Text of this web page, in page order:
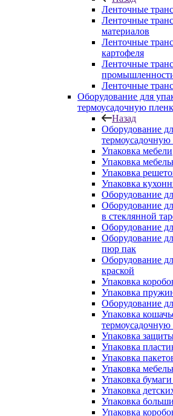
Ленточные
Ленточные
материалов
Ленточные
картофеля
Ленточные
Ленточные
Оборудование для
термоусадочную
Назад
Оборудование
термоусадочную
Упаковка мебели
Упаковка
Упаковка
Упаковка
Оборудование
Оборудование
в стеклянной
Оборудование
Оборудование
пюр пак
Оборудование
краской
Упаковка
Упаковка
Оборудование
Упаковка
термоусадочную
Упаковка
Упаковка
Упаковка
Упаковка
Упаковка
Упаковка
Упаковка
Упаковка